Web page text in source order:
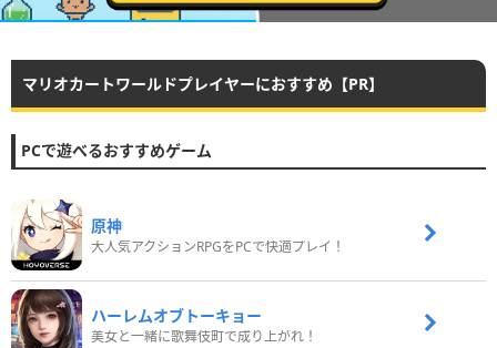
マリオカートワールドプレイヤーにおすすめ【PR】
PCで遊べるおすすめゲーム
原神
大人気アクションRPGをPCで快適プレイ！
ハーレムオブトーキョー
美女と一緒に歌舞伎町で成り上がれ！